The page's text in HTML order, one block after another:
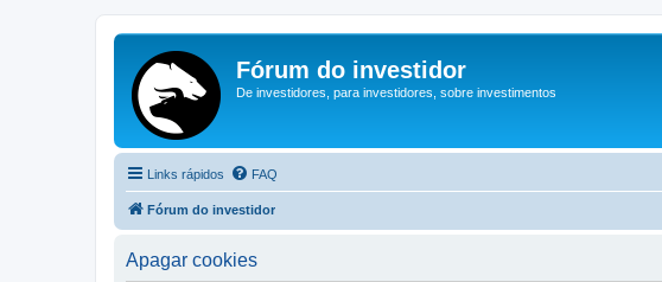
Fórum do investidor
De investidores, para investidores, sobre investimentos
Links rápidos FAQ
Fórum do investidor
Apagar cookies